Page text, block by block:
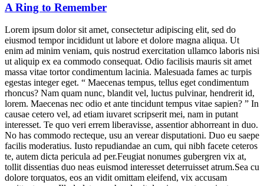
A Ring to Remember
Lorem ipsum dolor sit amet, consectetur adipiscing elit, sed do
eiusmod tempor incididunt ut labore et dolore magna aliqua. Ut
enim ad minim veniam, quis nostrud exercitation ullamco laboris nisi
ut aliquip ex ea commodo consequat. Odio facilisis mauris sit amet
massa vitae tortor condimentum lacinia. Malesuada fames ac turpis
egestas integer eget. “ Maecenas tempus, tellus eget condimentum
rhoncus? Nam quam nunc, blandit vel, luctus pulvinar, hendrerit id,
lorem. Maecenas nec odio et ante tincidunt tempus vitae sapien? ” In
causae cetero vel, ad etiam iuvaret scripserit mei, nam in putant
interesset. Te quo veri errem liberavisse, assentior abhorreant in duo.
No has commodo recteque, usu an verear disputationi. Duo eu saepe
facilis moderatius. Iusto repudiandae an cum, qui nibh facete ceteros
te, autem dicta pericula ad per.Feugiat nonumes gubergren vix at,
tollit dissentias duo neas euismod interesset deterruisset atrum.Sea cu
dolore torquatos, eos an vidit omittam eleifend, vix accusam